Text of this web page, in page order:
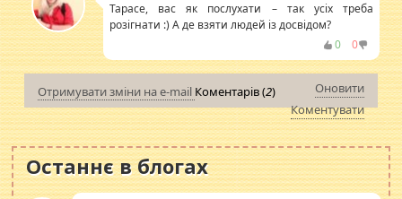
Тарасе, вас як послухати – так усіх треба
розігнати :) А де взяти людей із досвідом?
0
0
Отримувати зміни на e-mail Коментарів (2)
Оновити
Коментувати
Останнє в блогах